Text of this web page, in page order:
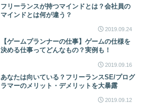
フリーランスが持つマインドとは？会社員の
マインドとは何が違う？
2019.09.24
【ゲームプランナーの仕事】ゲームの仕様を
決める仕事ってどんなもの？実例も！
2019.09.16
あなたは向いている？フリーランスSE/プログ
ラマーのメリット・デメリットを大暴露
2019.09.12